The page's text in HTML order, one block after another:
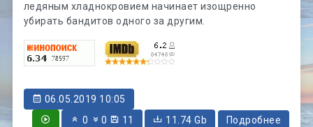
ледяным хладнокровием начинает изощренно
убирать бандитов одного за другим.
06.05.2019 10:05
0
0 11 11.74 Gb Подробнее